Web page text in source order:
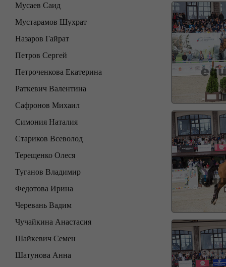
Мусаев Саид
Мустарамов Шухрат
Назаров Гайрат
Петров Сергей
Петроченкова Екатерина
Раткевич Валентина
Сафронов Михаил
Симония Наталия
Стариков Всеволод
Терещенко Олеся
Туганов Владимир
Федотова Ирина
Черевань Вадим
Чучайкина Анастасия
Шайкевич Семен
Шатунова Анна